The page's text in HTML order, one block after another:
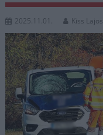
2025.11.01. Kiss Lajos